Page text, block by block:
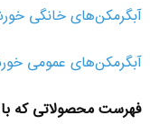
آبگرمکن‌های خانگی
آبگرمکن‌های عمومی
فهرست محصولاتی که